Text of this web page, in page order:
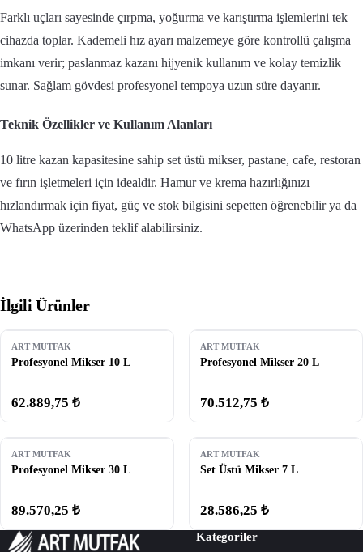
Farklı uçları sayesinde çırpma, yoğurma ve karıştırma işlemlerini tek
cihazda toplar. Kademeli hız ayarı malzemeye göre kontrollü çalışma
imkanı verir; paslanmaz kazanı hijyenik kullanım ve kolay temizlik
sunar. Sağlam gövdesi profesyonel tempoya uzun süre dayanır.
Teknik Özellikler ve Kullanım Alanları
10 litre kazan kapasitesine sahip set üstü mikser, pastane, cafe, restoran
ve fırın işletmeleri için idealdir. Hamur ve krema hazırlığınızı
hızlandırmak için fiyat, güç ve stok bilgisini sepetten öğrenebilir ya da
WhatsApp üzerinden teklif alabilirsiniz.
İlgili Ürünler
ART MUTFAK
Profesyonel Mikser 10 L
62.889,75 ₺
ART MUTFAK
Profesyonel Mikser 20 L
70.512,75 ₺
ART MUTFAK
Profesyonel Mikser 30 L
89.570,25 ₺
ART MUTFAK
Set Üstü Mikser 7 L
28.586,25 ₺
Kategoriler